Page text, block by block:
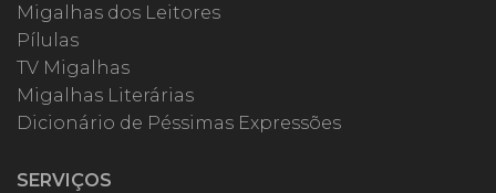
Migalhas dos Leitores
Pílulas
TV Migalhas
Migalhas Literárias
Dicionário de Péssimas Expressões
SERVIÇOS